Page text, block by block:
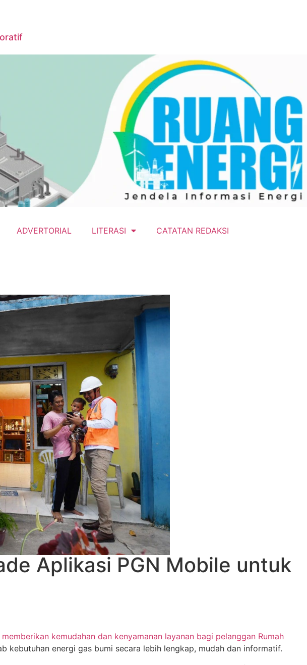
ADVERTORIAL LITERASI CATATAN REDAKSI
Aplikasi PGN Mobile untuk
kemudahan dan kenyamanan layanan bagi pelanggan Rumah
kebutuhan energi gas bumi secara lebih lengkap, mudah dan informatif.